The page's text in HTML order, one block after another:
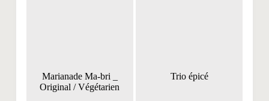
Marianade Ma-bri _
Original / Végétarien
Trio épicé